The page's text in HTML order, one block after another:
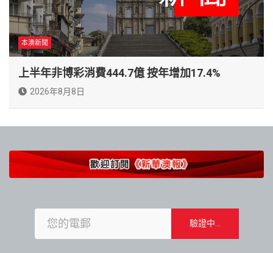
本澳新聞
上半年非博彩消費444.7億 按年增加17.4%
2026年8月8日